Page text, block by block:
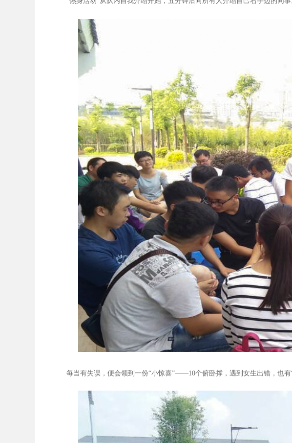
每当有失误，便会领到一份“小惊喜”——10个俯卧撑，遇到女生出错，也有